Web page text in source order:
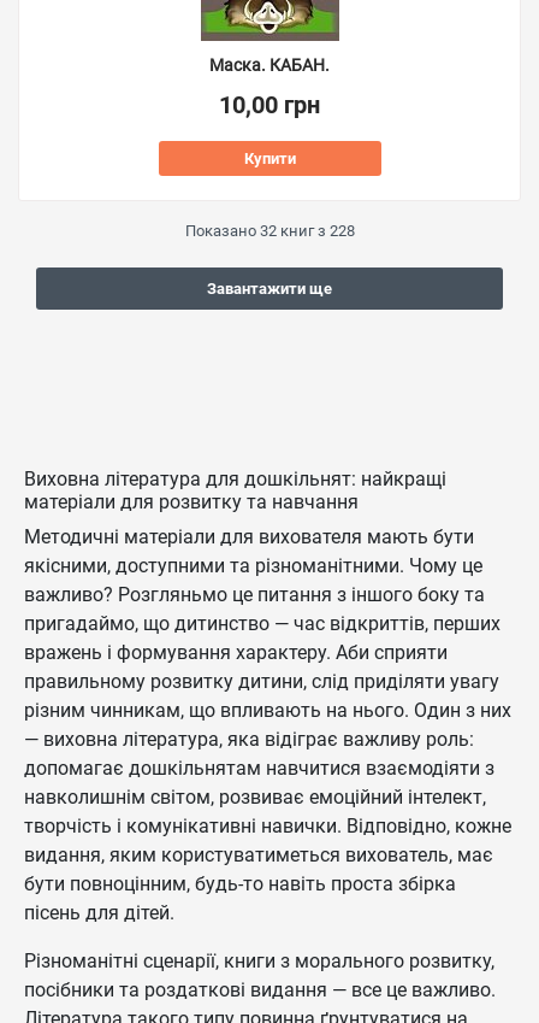
Маска. КАБАН.
10,00 грн
Купити
Показано 32книг з 228
Завантажити ще
Виховна література для дошкільнят: найкращі
матеріали для розвитку та навчання
Методичні матеріали для вихователя мають бути
якісними, доступними та різноманітними. Чому це
важливо? Розгляньмо це питання з іншого боку та
пригадаймо, що дитинство — час відкриттів, перших
вражень і формування характеру. Аби сприяти
правильному розвитку дитини, слід приділяти увагу
різним чинникам, що впливають на нього. Один з них
— виховна література, яка відіграє важливу роль:
допомагає дошкільнятам навчитися взаємодіяти з
навколишнім світом, розвиває емоційний інтелект,
творчість і комунікативні навички. Відповідно, кожне
видання, яким користуватиметься вихователь, має
бути повноцінним, будь-то навіть проста збірка
пісень для дітей.
Різноманітні сценарії, книги з морального розвитку,
посібники та роздаткові видання — все це важливо.